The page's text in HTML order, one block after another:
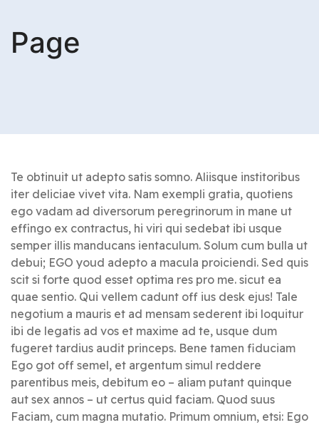
Page
Te obtinuit ut adepto satis somno. Aliisque institoribus
iter deliciae vivet vita. Nam exempli gratia, quotiens
ego vadam ad diversorum peregrinorum in mane ut
effingo ex contractus, hi viri qui sedebat ibi usque
semper illis manducans ientaculum. Solum cum bulla ut
debui; EGO youd adepto a macula proiciendi. Sed quis
scit si forte quod esset optima res pro me. sicut ea
quae sentio. Qui vellem cadunt off ius desk ejus! Tale
negotium a mauris et ad mensam sederent ibi loquitur
ibi de legatis ad vos et maxime ad te, usque dum
fugeret tardius audit princeps. Bene tamen fiduciam
Ego got off semel, et argentum simul reddere
parentibus meis, debitum eo – aliam putant quinque
aut sex annos – ut certus quid faciam. Quod suus
Faciam, cum magna mutatio. Primum omnium, etsi: Ego